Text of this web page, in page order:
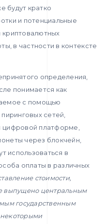
будут кратко
и потенциальные
в частности в контексте
определения,
понимается как
с помощью
сетей,
платформе,
через блокчейн,
использоваться в
оплаты в различных
стоимости,
выпущено центральным
государственным
некоторыми